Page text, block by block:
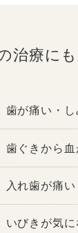
治療に
歯が痛い・し
歯ぐきから血
入れ歯が痛
いびきが気に